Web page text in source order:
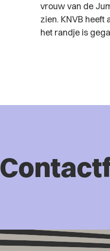
vrouw van de
zien. KNVB heeft
het randje is